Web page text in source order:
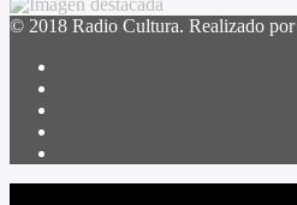
© 2018 Radio Cultura. Realizado por